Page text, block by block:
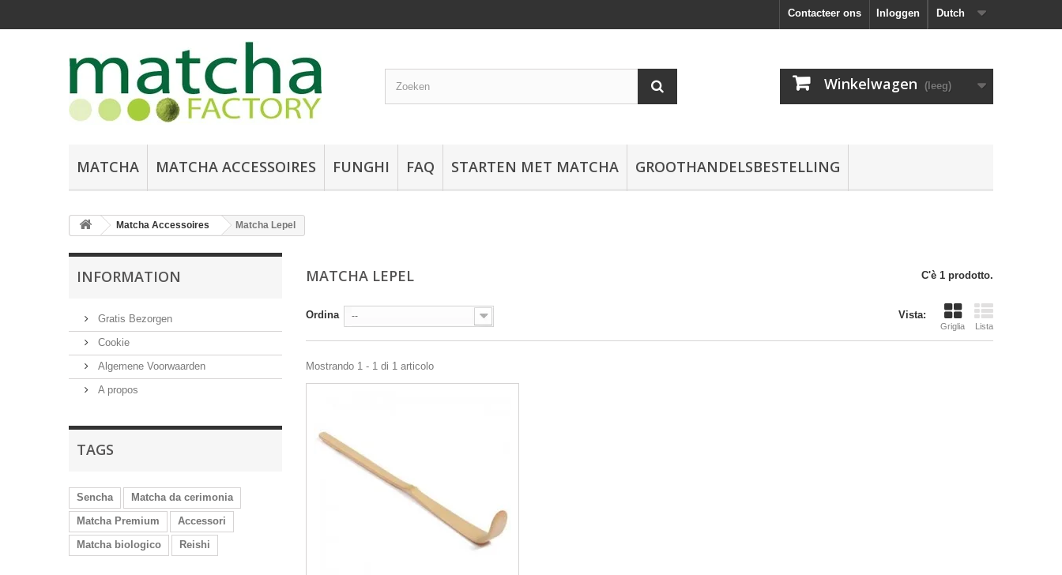
Dutch
Inloggen
Contacteer ons
Winkelwagen (leeg)
MATCHA MATCHA ACCESSOIRES FUNGHI FAQ STARTEN MET MATCHA GROOTHANDELSBESTELLING
Matcha Accessoires Matcha Lepel
INFORMATION
Gratis Bezorgen
Cookie
Algemene Voorwaarden
A propos
TAGS
Sencha
Matcha da cerimonia
Matcha Premium
Accessori
Matcha biologico
Reishi
MATCHA LEPEL C'è 1 prodotto.
Vista:
Griglia Lista
Ordina --
Mostrando 1 - 1 di 1 articolo